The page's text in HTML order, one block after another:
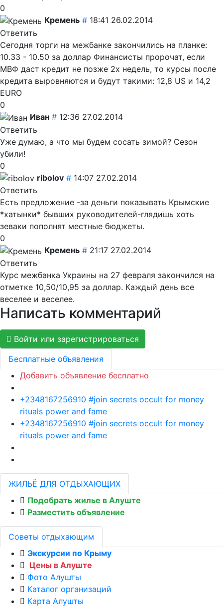
0
Кремень # 18:41 26.02.2014
Ответить
Сегодня торги на межбанке закончились на планке:
10.33 - 10.50 за доллар Финансисты пророчат, если
МВФ даст кредит не позже 2х недель, то курсы после
кредита выровняются и будут такими: 12,8 US и 14,2
EURO
0
Иван # 12:36 27.02.2014
Ответить
Уже думаю, а что мы будем сосать зимой? Сезон
убили!
0
ribolov # 14:07 27.02.2014
Ответить
Есть предложение -за деньги показывать Крымские
*хатынки* бывших руководителей-глядишь хоть
зеваки пополнят местные бюджеты.
0
Кремень # 21:17 27.02.2014
Ответить
Курс межбанка Украины на 27 февраля закончился на
отметке 10,50/10,95 за доллар. Каждый день все
веселее и веселее.
Написать комментарий
Войти или зарегистрироваться
Бесплатные объявления
Добавить объявление бесплатно
+2348167256910 #join secrets occult for money
rituals power and fame
+2348167256910 #join secrets occult for money
rituals power and fame
ЖИЛЬЁ ДЛЯ ОТДЫХАЮЩИХ
Подобрать жилье в Алуште
Разместить объявление
Советы отдыхающим
Экскурсии по Крыму
Цены в Алуште
Фото Алушты
Каталог организаций
Карта Алушты